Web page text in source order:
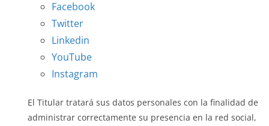
Facebook
Twitter
Linkedin
YouTube
Instagram
El Titular tratará sus datos personales con la finalidad de
administrar correctamente su presencia en la red social,